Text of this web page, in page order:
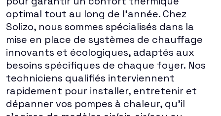
optimal tout au long de l'année. Chez
Solizo, nous sommes spécialisés dans la
mise en place de systèmes de chauffage
innovants et écologiques, adaptés aux
besoins spécifiques de chaque foyer. Nos
techniciens qualifiés interviennent
rapidement pour installer, entretenir et
dépanner vos pompes à chaleur, qu'il